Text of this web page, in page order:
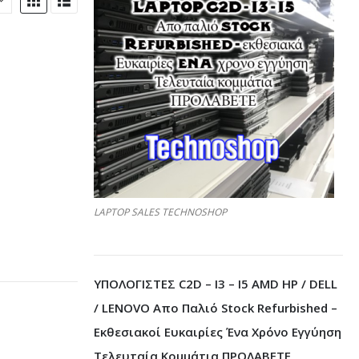
LAPTOP SALES TECHNOSHOP
ΥΠΟΛΟΓΙΣΤΕΣ C2D – I3 – I5 AMD HP / DELL
/ LENOVO Απο Παλιό Stock Refurbished –
Εκθεσιακοί Ευκαιρίες Ένα Χρόνο Εγγύηση
Τελευταία Κομμάτια ΠΡΟΛΑΒΕΤΕ